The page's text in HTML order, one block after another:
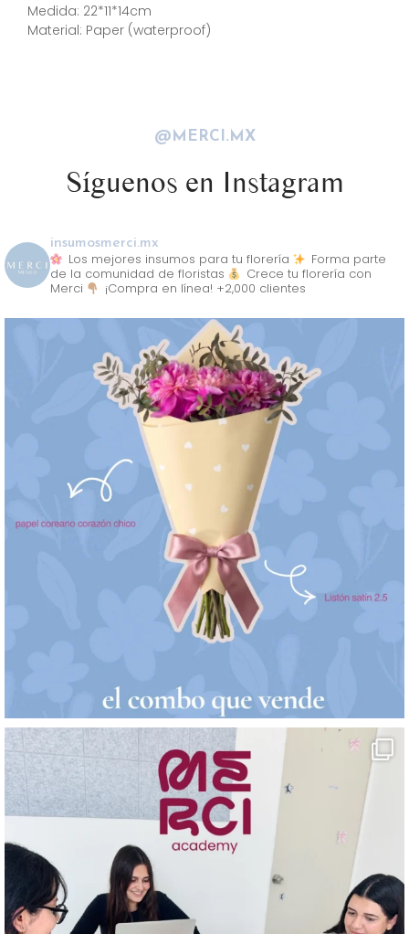
Medida: 22*11*14cm
Material: Paper (waterproof)
@MERCI.MX
Síguenos en Instagram
insumosmerci.mx
Los mejores insumos para tu florería
Forma parte
de la comunidad de floristas
Crece tu florería con
Merci
¡Compra en línea! +2,000 clientes